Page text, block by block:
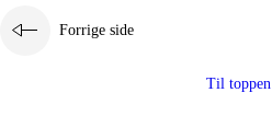
Forrige side
Til toppen